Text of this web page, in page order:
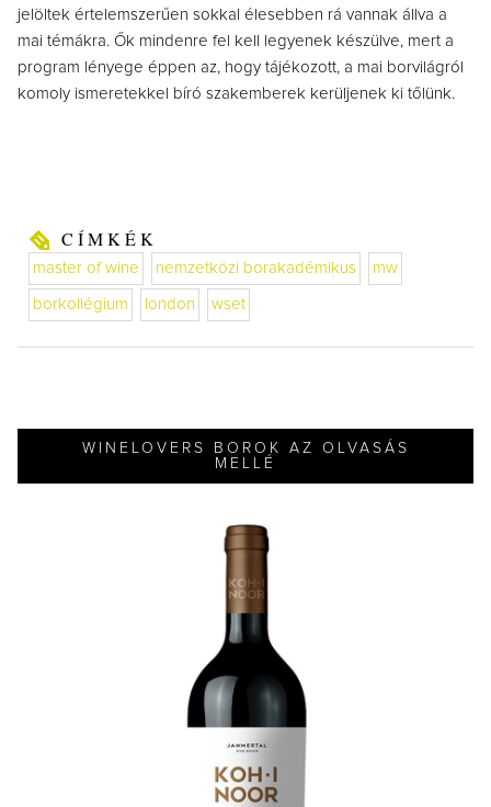
jelöltek értelemszerűen sokkal élesebben rá vannak állva a
mai témákra. Ők mindenre fel kell legyenek készülve, mert a
program lényege éppen az, hogy tájékozott, a mai borvilágról
komoly ismeretekkel bíró szakemberek kerüljenek ki tőlünk.
CÍMKÉK
master of wine nemzetközi borakadémikus mw
borkollégium london wset
WINELOVERS BOROK AZ OLVASÁS
MELLÉ